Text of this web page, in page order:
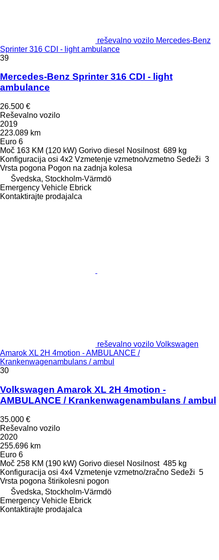
reševalno vozilo Mercedes-Benz
Sprinter 316 CDI - light ambulance
39
Mercedes-Benz Sprinter 316 CDI - light
ambulance
26.500 €
Reševalno vozilo
2019
223.089 km
Euro 6
Moč 163 KM (120 kW) Gorivo diesel Nosilnost 689 kg
Konfiguracija osi 4x2 Vzmetenje vzmetno/vzmetno Sedeži 3
Vrsta pogona Pogon na zadnja kolesa
Švedska, Stockholm-Värmdö
Emergency Vehicle Ebrick
Kontaktirajte prodajalca
reševalno vozilo Volkswagen
Amarok XL 2H 4motion - AMBULANCE /
Krankenwagenambulans / ambul
30
Volkswagen Amarok XL 2H 4motion -
AMBULANCE / Krankenwagenambulans / ambul
35.000 €
Reševalno vozilo
2020
255.696 km
Euro 6
Moč 258 KM (190 kW) Gorivo diesel Nosilnost 485 kg
Konfiguracija osi 4x4 Vzmetenje vzmetno/zračno Sedeži 5
Vrsta pogona štirikolesni pogon
Švedska, Stockholm-Värmdö
Emergency Vehicle Ebrick
Kontaktirajte prodajalca